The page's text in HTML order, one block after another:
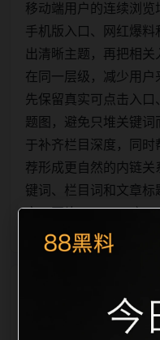
移动端用户的连续浏
手机版入口、网红爆
出清晰主题，再把相
在同一层级，减少用
先保留真实可点击入
题图，避免只堆关键词
于补齐栏目深度，同
荐形成更自然的内链
键词、栏目词和文章
文、图片 alt、title 之
间识别一致主题。后